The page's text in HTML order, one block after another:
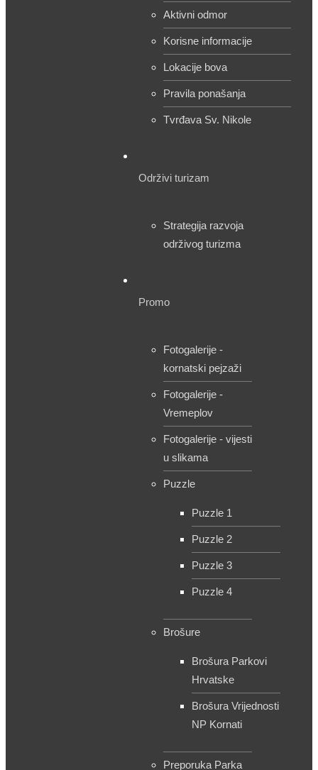
Aktivni odmor
Korisne informacije
Lokacije bova
Pravila ponašanja
Tvrđava Sv. Nikole
Održivi turizam
Strategija razvoja
održivog turizma
Promo
Fotogalerije -
kornatski pejzaži
Fotogalerije -
Vremeplov
Fotogalerije - vijesti
u slikama
Puzzle
Puzzle 1
Puzzle 2
Puzzle 3
Puzzle 4
Brošure
Brošura Parkovi
Hrvatske
Brošura Vrijednosti
NP Kornati
Preporuka Parka